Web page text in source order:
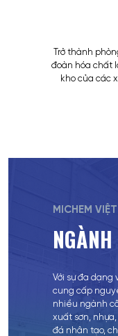
Trở thành
đoàn hóa chất
kho của các
MICHEM
Với sự đa dạng
cung cấp
nhiều ngành
xuất sơn,
đá nhân tạo,